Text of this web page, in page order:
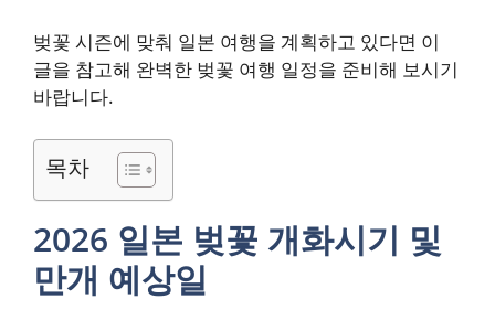
벚꽃 시즌에 맞춰 일본 여행을 계획하고 있다면 이
글을 참고해 완벽한 벚꽃 여행 일정을 준비해 보시기
바랍니다.
목차
2026 일본 벚꽃 개화시기 및
만개 예상일